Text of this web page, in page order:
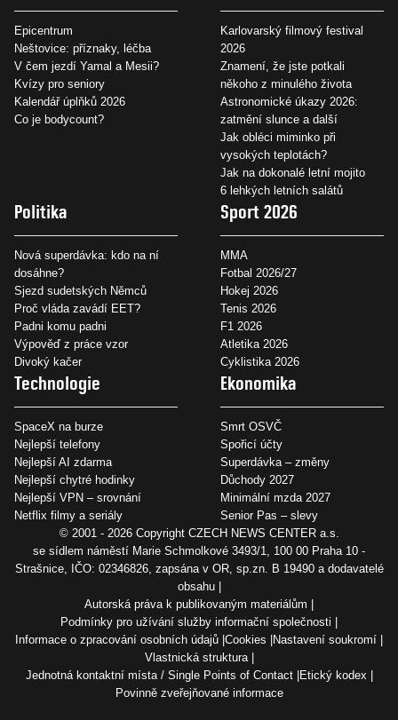
Epicentrum
Neštovice: příznaky, léčba
V čem jezdí Yamal a Mesii?
Kvízy pro seniory
Kalendář úplňků 2026
Co je bodycount?
Karlovarský filmový festival
2026
Znamení, že jste potkali
někoho z minulého života
Astronomické úkazy 2026:
zatmění slunce a další
Jak obléci miminko při
vysokých teplotách?
Jak na dokonalé letní mojito
6 lehkých letních salátů
Politika
Nová superdávka: kdo na ní
dosáhne?
Sjezd sudetských Němců
Proč vláda zavádí EET?
Padni komu padni
Výpověď z práce vzor
Divoký kačer
Sport 2026
MMA
Fotbal 2026/27
Hokej 2026
Tenis 2026
F1 2026
Atletika 2026
Cyklistika 2026
Technologie
SpaceX na burze
Nejlepší telefony
Nejlepší AI zdarma
Nejlepší chytré hodinky
Nejlepší VPN – srovnání
Netflix filmy a seriály
Ekonomika
Smrt OSVČ
Spořicí účty
Superdávka – změny
Důchody 2027
Minimální mzda 2027
Senior Pas – slevy
© 2001 - 2026 Copyright CZECH NEWS CENTER a.s.
se sídlem náměstí Marie Schmolkové 3493/1, 100 00 Praha 10 -
Strašnice, IČO: 02346826, zapsána v OR, sp.zn. B 19490 a dodavatelé
obsahu
Autorská práva k publikovaným materiálům
Podmínky pro užívání služby informační společnosti
Informace o zpracování osobních údajů Cookies
Nastavení soukromí
Vlastnická struktura
Jednotná kontaktní místa / Single Points of Contact
Etický kodex
Povinně zveřejňované informace